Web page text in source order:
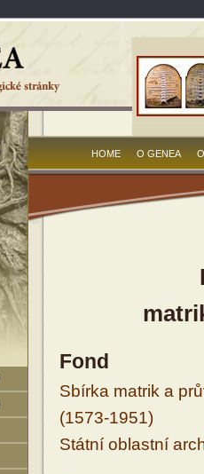
HOME O GENEA
Fond
Sbírka matrik a
(1573-1951)
Státní oblastní